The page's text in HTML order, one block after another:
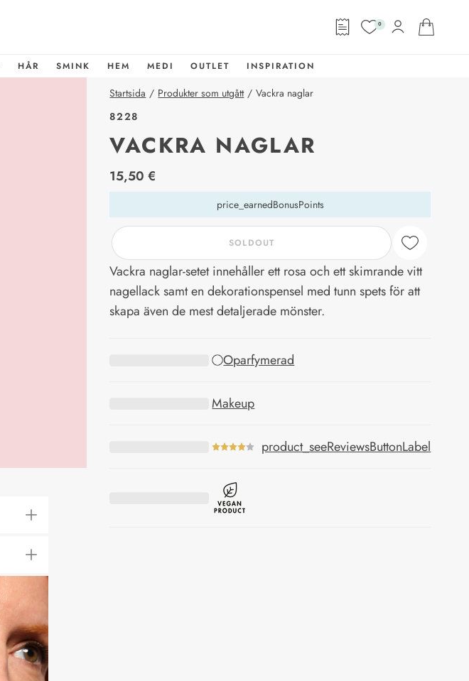
0
HÅR SMINK HEM MEDI OUTLET INSPIRATION
Startsida / Produkter som utgått / Vackra naglar
8228
VACKRA NAGLAR
price_label
15,50 €
price_earnedBonusPoints
SOLDOUT
Vackra naglar-setet innehåller ett rosa och ett skimrande vitt
nagellack samt en dekorationspensel med tunn spets för att
skapa även de mest detaljerade mönster.
Oparfymerad
Makeup
product_seeReviewsButtonLabel